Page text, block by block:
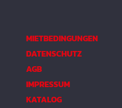
MIETBEDINGUNGEN
DATENSCHUTZ
AGB
IMPRESSUM
KATALOG